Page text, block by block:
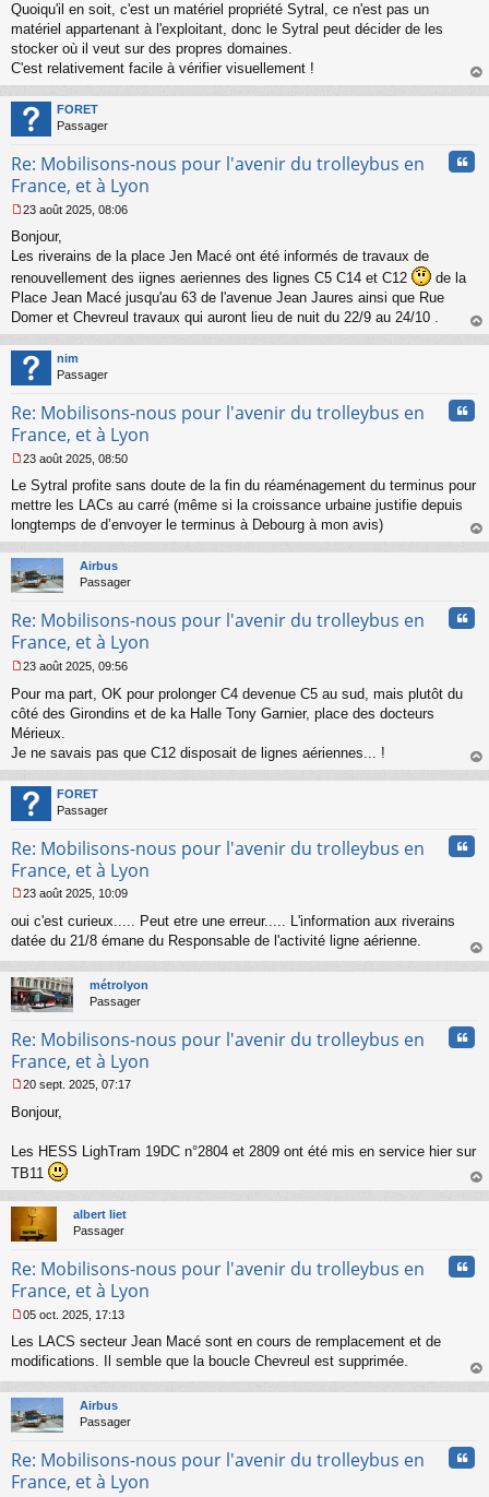
e
s
s
g
n
o
l
u
Quoiqu'il en soit, c'est un matériel propriété Sytral, ce n'est pas un
matériel appartenant à l'exploitant, donc le Sytral peut décider de les
stocker où il veut sur des propres domaines.
C'est relativement facile à vérifier visuellement !
au
FORET
Passager
Re: Mobilisons-nous pour l'avenir du trolleybus en
France, et à Lyon
e
s
a
g
e
n
o
n
l
23 août 2025, 08:06
Bonjour,
Les riverains de la place Jen Macé ont été informés de travaux de
renouvellement des iignes aeriennes des lignes C5 C14 et C12
de la
Place Jean Macé jusqu'au 63 de l'avenue Jean Jaures ainsi que Rue
Domer et Chevreul travaux qui auront lieu de nuit du 22/9 au 24/10 .
au
nim
Passager
Re: Mobilisons-nous pour l'avenir du trolleybus en
France, et à Lyon
e
s
s
g
e
n
n
u
23 août 2025, 08:50
Le Sytral profite sans doute de la fin du réaménagement du terminus pour
mettre les LACs au carré (même si la croissance urbaine justifie depuis
longtemps de d’envoyer le terminus à Debourg à mon avis)
au
Airbus
Passager
Re: Mobilisons-nous pour l'avenir du trolleybus en
France, et à Lyon
e
s
s
g
n
o
u
23 août 2025, 09:56
Pour ma part, OK pour prolonger C4 devenue C5 au sud, mais plutôt du
côté des Girondins et de ka Halle Tony Garnier, place des docteurs
Mérieux.
Je ne savais pas que C12 disposait de lignes aériennes... !
au
FORET
Passager
Re: Mobilisons-nous pour l'avenir du trolleybus en
France, et à Lyon
e
s
a
g
e
o
u
23 août 2025, 10:09
oui c'est curieux..... Peut etre une erreur..... L'information aux riverains
datée du 21/8 émane du Responsable de l'activité ligne aérienne.
au
métrolyon
Passager
Re: Mobilisons-nous pour l'avenir du trolleybus en
France, et à Lyon
e
s
g
n
o
n
u
20 sept. 2025, 07:17
Bonjour,
Les HESS LighTram 19DC n°2804 et 2809 ont été mis en service hier sur
TB11
au
albert liet
Passager
Re: Mobilisons-nous pour l'avenir du trolleybus en
France, et à Lyon
e
s
a
g
e
o
05 oct. 2025, 17:13
Les LACS secteur Jean Macé sont en cours de remplacement et de
modifications. Il semble que la boucle Chevreul est supprimée.
au
Airbus
Passager
Re: Mobilisons-nous pour l'avenir du trolleybus en
France, et à Lyon